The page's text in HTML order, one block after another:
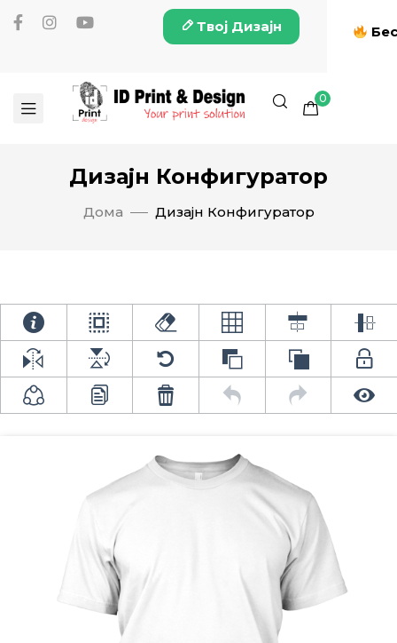
Твој Дизајн
0
Дизајн Конфигуратор
Дома Дизајн Конфигуратор